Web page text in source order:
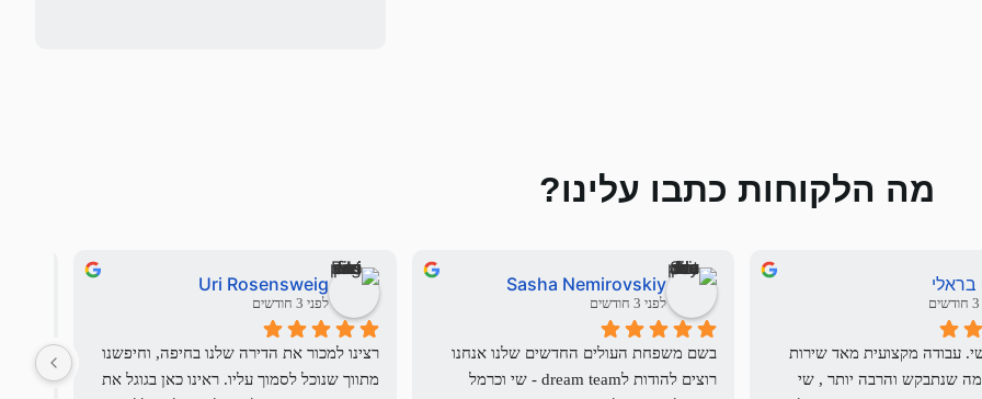
מה הלקוחות כתבו עלינו?
בראלי Sasha Nemirovskiy
לפני 3 חודשים
Uri Rosensweig
לפני 3 חודשים
יש